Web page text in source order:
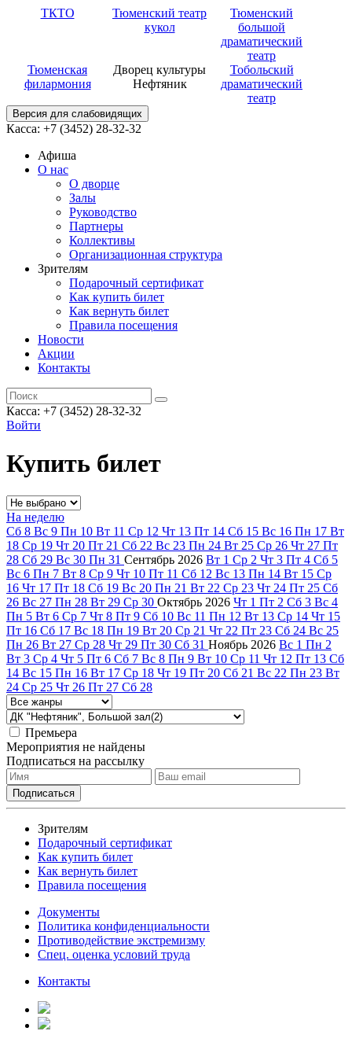
ТКТО
Тюменский театр
кукол
Тюменский
большой
драматический
театр
Тюменская
филармония
Дворец культуры
Нефтяник
Тобольский
драматический
театр
Версия для слабовидящих
Касса: +7 (3452) 28-32-32
Афиша
О нас
О дворце
Залы
Руководство
Партнеры
Коллективы
Организационная структура
Зрителям
Подарочный сертификат
Как купить билет
Как вернуть билет
Правила посещения
Новости
Акции
Контакты
Касса: +7 (3452) 28-32-32
Войти
Купить билет
На неделю
Сб 8 Вс 9 Пн 10 Вт 11 Ср 12 Чт 13 Пт 14 Сб 15 Вс 16 Пн 17 Вт
18 Ср 19 Чт 20 Пт 21 Сб 22 Вс 23 Пн 24 Вт 25 Ср 26 Чт 27 Пт
28 Сб 29 Вс 30 Пн 31 Сентябрь 2026 Вт 1 Ср 2 Чт 3 Пт 4 Сб 5
Вс 6 Пн 7 Вт 8 Ср 9 Чт 10 Пт 11 Сб 12 Вс 13 Пн 14 Вт 15 Ср
16 Чт 17 Пт 18 Сб 19 Вс 20 Пн 21 Вт 22 Ср 23 Чт 24 Пт 25 Сб
26 Вс 27 Пн 28 Вт 29 Ср 30 Октябрь 2026 Чт 1 Пт 2 Сб 3 Вс 4
Пн 5 Вт 6 Ср 7 Чт 8 Пт 9 Сб 10 Вс 11 Пн 12 Вт 13 Ср 14 Чт 15
Пт 16 Сб 17 Вс 18 Пн 19 Вт 20 Ср 21 Чт 22 Пт 23 Сб 24 Вс 25
Пн 26 Вт 27 Ср 28 Чт 29 Пт 30 Сб 31 Ноябрь 2026 Вс 1 Пн 2
Вт 3 Ср 4 Чт 5 Пт 6 Сб 7 Вс 8 Пн 9 Вт 10 Ср 11 Чт 12 Пт 13 Сб
14 Вс 15 Пн 16 Вт 17 Ср 18 Чт 19 Пт 20 Сб 21 Вс 22 Пн 23 Вт
24 Ср 25 Чт 26 Пт 27 Сб 28
Премьера
Мероприятия не найдены
Подписаться на рассылку
Зрителям
Подарочный сертификат
Как купить билет
Как вернуть билет
Правила посещения
Документы
Политика конфиденциальности
Противодействие экстремизму
Спец. оценка условий труда
Контакты